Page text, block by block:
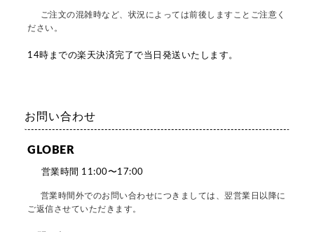
ご注文の混雑時など、状況によっては前後しますことご注意く
ださい。
14時までの楽天決済完了で当日発送いたします。
お問い合わせ
GLOBER
営業時間 11:00〜17:00
営業時間外でのお問い合わせにつきましては、翌営業日以降に
ご返信させていただきます。